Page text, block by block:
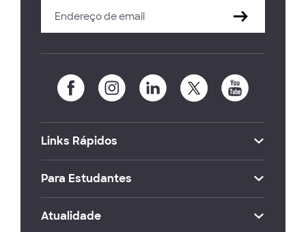
Links Rápidos
Para Estudantes
Atualidade